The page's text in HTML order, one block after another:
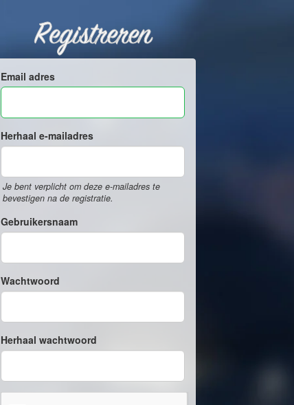
Registreren
Email adres
Herhaal e-mailadres
Je bent verplicht om deze e-mailadres te
bevestigen na de registratie.
Gebruikersnaam
Wachtwoord
Herhaal wachtwoord